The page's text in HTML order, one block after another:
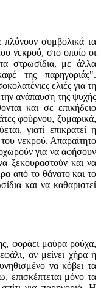
πλύνουν συμβολικά τα
νεκρού, στο οποίο οι
στρωσίδια, με άλλα
της παρηγοριάς".
ελιές για τη
ανάπαυση της ψυχής
και σε επικήδειο
φούρνου, ζυμαρικά,
γιατί επικρατεί η
νεκρού. Απαραίτητο
για να αφήσουν
ξεκουραστούν και να
από το θάνατο και το
και να καθαριστεί
φοράει μαύρα ρούχα,
αν μείνει χήρα ή
να κόβει τα
επισκέπτεται μόνο τα